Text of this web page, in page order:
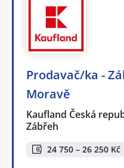
Prodavač/ka -
Moravě
Kaufland Česká
Zábřeh
24 750 – 26 250 Kč